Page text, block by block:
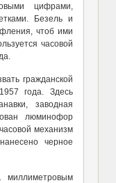
цифрами,
Безель и
чтоб ими
часовой
гражданской
года. Здесь
заводная
люминофор
механизм
черное